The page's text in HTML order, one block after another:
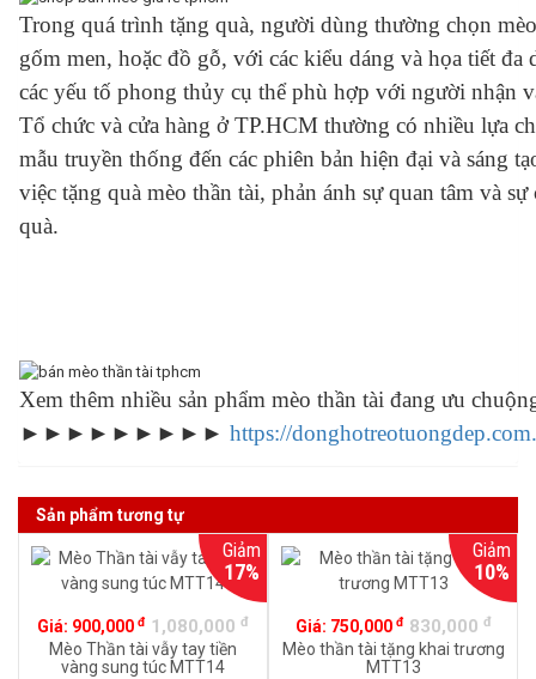
Trong quá trình tặng quà, người dùng thường chọn
gốm men, hoặc đồ gỗ, với các kiểu dáng và họa tiết
các yếu tố phong thủy cụ thể phù hợp với người nhận
Tổ chức và cửa hàng ở TP.HCM thường có nhiều lựa
mẫu truyền thống đến các phiên bản hiện đại và sáng
việc tặng quà mèo thần tài, phản ánh sự quan tâm và
quà.
Xem thêm nhiều sản phẩm mèo thần tài đang ưu
►►►►►►►►► https://
Sản phẩm tương tự
Giảm
17%
Giá: 900,000 đ 1,080,000 đ
Mèo Thần tài vẫy tay tiền
vàng sung túc MTT14
Giảm
10%
Giá: 750,000 đ 830,000 đ
Mèo thần tài tặng khai trương
MTT13